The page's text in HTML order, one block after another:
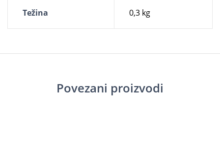
Težina 0,3 kg
Povezani proizvodi